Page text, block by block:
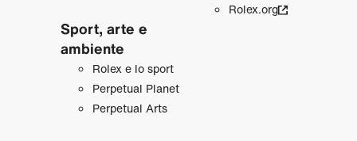
Sport, arte e
ambiente
Rolex e lo sport
Perpetual Planet
Perpetual Arts
Rolex.org